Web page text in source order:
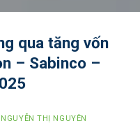
qua tăng vốn
– Sabinco –
NGUYỄN THỊ NGUYÊN